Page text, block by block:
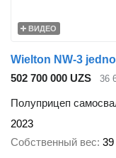
ВИДЕО
Wielton NW-3
502 700 000 UZS
36
Полуприцеп
2023
Собственный вес 39